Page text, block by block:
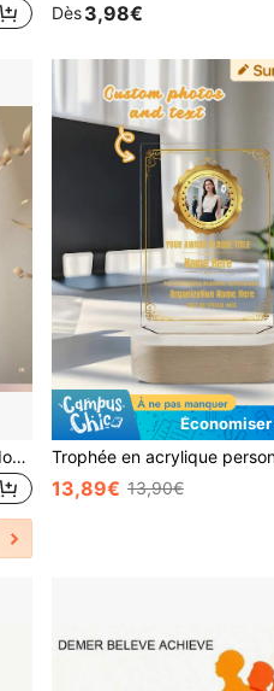
Dès3,98€
Trophée universel en plastique doré - Convient pour les événements, les compétitions, les fêtes et les petits jeux. Un ensemble de prix à remettre aux gagnants
13,89€ 13,90€